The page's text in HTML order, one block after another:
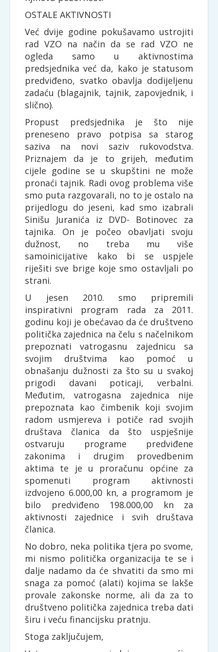
OSTALE AKTIVNOSTI
Već dvije godine pokušavamo ustrojiti
rad VZO na način da se rad VZO ne
ogleda samo u aktivnostima
predsjednika već da, kako je statusom
predviđeno, svatko obavlja dodijeljenu
zadaću (blagajnik, tajnik, zapovjednik, i
slično).
Propust predsjednika je što nije
preneseno pravo potpisa sa starog
saziva na novi saziv rukovodstva.
Priznajem da je to grijeh, međutim
cijele godine se u skupštini ne može
pronaći tajnik. Radi ovog problema više
smo puta razgovarali, no to je ostalo na
prijedlogu do jeseni, kad smo izabrali
Sinišu Juranića iz DVD- Botinovec za
tajnika. On je počeo obavljati svoju
dužnost, no treba mu više
samoinicijative kako bi se uspjele
riješiti sve brige koje smo ostavljali po
strani.
U jesen 2010. smo pripremili
inspirativni program rada za 2011.
godinu koji je obećavao da će društveno
politička zajednica na čelu s načelnikom
prepoznati vatrogasnu zajednicu sa
svojim društvima kao pomoć u
obnašanju dužnosti za što su u svakoj
prigodi davani poticaji, verbalni.
Međutim, vatrogasna zajednica nije
prepoznata kao čimbenik koji svojim
radom usmjereva i potiče rad svojih
društava članica da što uspješnije
ostvaruju programe predviđene
zakonima i drugim provedbenim
aktima te je u proračunu općine za
spomenuti program aktivnosti
izdvojeno 6.000,00 kn, a programom je
bilo predviđeno 198.000,00 kn za
aktivnosti zajednice i svih društava
članica.
No dobro, neka politika tjera po svome,
mi nismo politička organizacija te se i
dalje nadamo da će shvatiti da smo mi
snaga za pomoć (alati) kojima se lakše
provale zakonske norme, ali da za to
društveno politička zajednica treba dati
širu i veću financijsku pratnju.
Stoga zaključujem,